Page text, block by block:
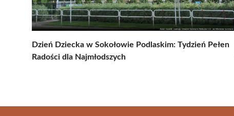
Dzień Dziecka w Sokołowie Podlaskim: Tydzień Pełen
Radości dla Najmłodszych